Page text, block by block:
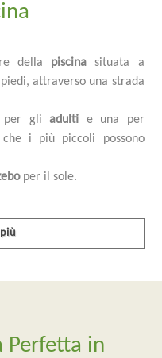
della piscina situata a
attraverso una strada
per gliadulti e una per
i più piccoli possono
per il sole.
Perfetta in